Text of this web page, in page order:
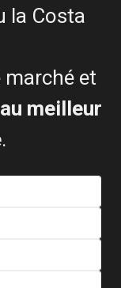
Parcelle:390
la Costa
marché et
meilleur
.